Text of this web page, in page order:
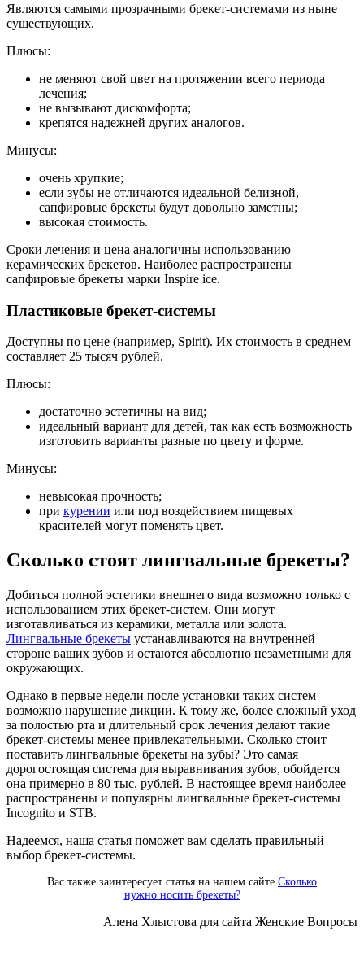
Являются самыми прозрачными брекет-системами из ныне
существующих.
Плюсы:
не меняют свой цвет на протяжении всего периода
лечения;
не вызывают дискомфорта;
крепятся надежней других аналогов.
Минусы:
очень хрупкие;
если зубы не отличаются идеальной белизной,
сапфировые брекеты будут довольно заметны;
высокая стоимость.
Сроки лечения и цена аналогичны использованию
керамических брекетов. Наиболее распространены
сапфировые брекеты марки Inspire ice.
Пластиковые брекет-системы
Доступны по цене (например, Spirit). Их стоимость в среднем
составляет 25 тысяч рублей.
Плюсы:
достаточно эстетичны на вид;
идеальный вариант для детей, так как есть возможность
изготовить варианты разные по цвету и форме.
Минусы:
невысокая прочность;
при курении или под воздействием пищевых
красителей могут поменять цвет.
Сколько стоят лингвальные брекеты?
Добиться полной эстетики внешнего вида возможно только с
использованием этих брекет-систем. Они могут
изготавливаться из керамики, металла или золота.
Лингвальные брекеты устанавливаются на внутренней
стороне ваших зубов и остаются абсолютно незаметными для
окружающих.
Однако в первые недели после установки таких систем
возможно нарушение дикции. К тому же, более сложный уход
за полостью рта и длительный срок лечения делают такие
брекет-системы менее привлекательными. Сколько стоит
поставить лингвальные брекеты на зубы? Это самая
дорогостоящая система для выравнивания зубов, обойдется
она примерно в 80 тыс. рублей. В настоящее время наиболее
распространены и популярны лингвальные брекет-системы
Incognito и STB.
Надеемся, наша статья поможет вам сделать правильный
выбор брекет-системы.
Вас также заинтересует статья на нашем сайте Сколько
нужно носить брекеты?
Алена Хлыстова для сайта Женские Вопросы